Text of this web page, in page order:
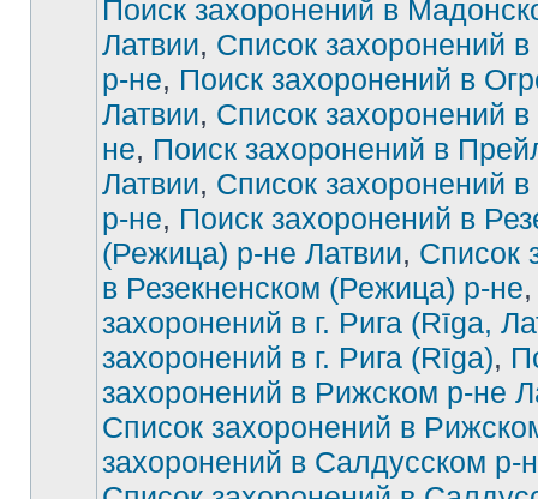
Поиск захоронений в
Латвии, Список захоронений
р-не, Поиск захоронений в
Латвии, Список захоронений
не, Поиск захоронений в
Латвии, Список захоронений
р-не, Поиск захоронений в
(Режица) р-не Латвии, Список
в Резекненском (Режица) р-не
захоронений в г. Рига (Rīga,
захоронений в г. Рига (Rīga),
захоронений в Рижском р-не
Список захоронений в
захоронений в Салдусском р-